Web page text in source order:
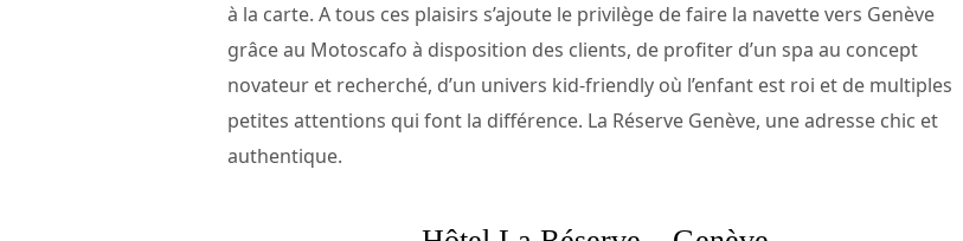
à la carte. A tous ces plaisirs s’ajoute le privilège de faire la navette vers Genève
grâce au Motoscafo à disposition des clients, de profiter d’un spa au concept
novateur et recherché, d’un univers kid-friendly où l’enfant est roi et de multiples
petites attentions qui font la différence. La Réserve Genève, une adresse chic et
authentique.